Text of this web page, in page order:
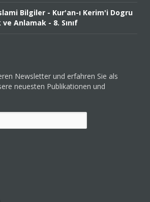
Bilgiler - Kur'an-ı Kerim'i Dogru
Anlamak - 8. Sınıf
Newsletter und erfahren Sie als
neuesten Publikationen und